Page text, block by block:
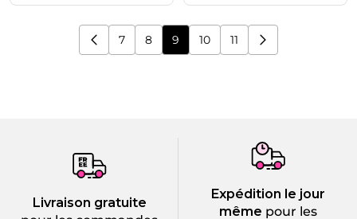
Page
7 Page
8 Vous lisez actuellement la page
9 Page
10 Page
11
Livraison gratuite
Expédition le jour
même pour les